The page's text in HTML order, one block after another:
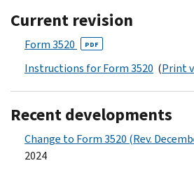
Current revision
Form 3520 PDF
Instructions for Form 3520 (Print
Recent developments
Change to Form 3520 (Rev.
2024